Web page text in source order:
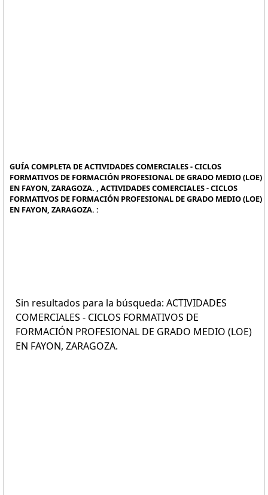
GUÍA COMPLETA DE ACTIVIDADES COMERCIALES - CICLOS
FORMATIVOS DE FORMACIÓN PROFESIONAL DE GRADO MEDIO (LOE)
EN FAYON, ZARAGOZA. , ACTIVIDADES COMERCIALES - CICLOS
FORMATIVOS DE FORMACIÓN PROFESIONAL DE GRADO MEDIO (LOE)
EN FAYON, ZARAGOZA. :
Sin resultados para la búsqueda: ACTIVIDADES
COMERCIALES - CICLOS FORMATIVOS DE
FORMACIÓN PROFESIONAL DE GRADO MEDIO (LOE)
EN FAYON, ZARAGOZA.